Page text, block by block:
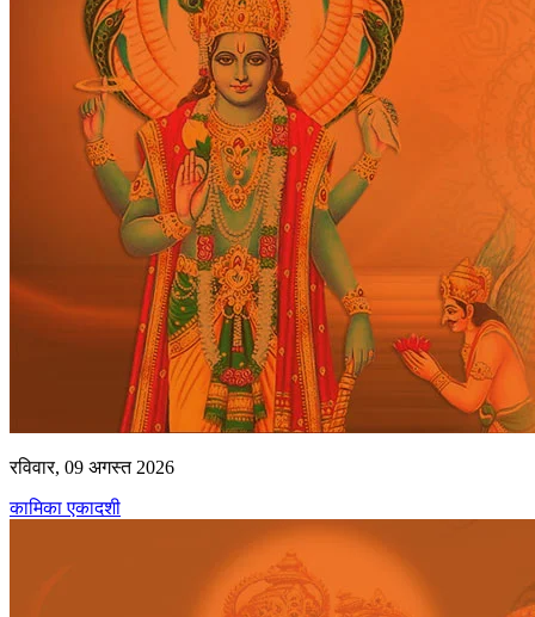
रविवार, 09 अगस्त 2026
कामिका एकादशी